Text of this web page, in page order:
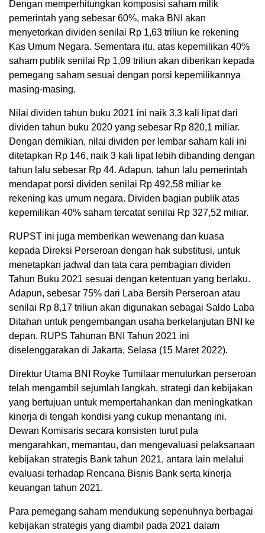
Dengan memperhitungkan komposisi saham milik
pemerintah yang sebesar 60%, maka BNI akan
menyetorkan dividen senilai Rp 1,63 triliun ke rekening
Kas Umum Negara. Sementara itu, atas kepemilikan 40%
saham publik senilai Rp 1,09 triliun akan diberikan kepada
pemegang saham sesuai dengan porsi kepemilikannya
masing-masing.
Nilai dividen tahun buku 2021 ini naik 3,3 kali lipat dari
dividen tahun buku 2020 yang sebesar Rp 820,1 miliar.
Dengan demikian, nilai dividen per lembar saham kali ini
ditetapkan Rp 146, naik 3 kali lipat lebih dibanding dengan
tahun lalu sebesar Rp 44. Adapun, tahun lalu pemerintah
mendapat porsi dividen senilai Rp 492,58 miliar ke
rekening kas umum negara. Dividen bagian publik atas
kepemilikan 40% saham tercatat senilai Rp 327,52 miliar.
RUPST ini juga memberikan wewenang dan kuasa
kepada Direksi Perseroan dengan hak substitusi, untuk
menetapkan jadwal dan tata cara pembagian dividen
Tahun Buku 2021 sesuai dengan ketentuan yang berlaku.
Adapun, sebesar 75% dari Laba Bersih Perseroan atau
senilai Rp 8,17 triliun akan digunakan sebagai Saldo Laba
Ditahan untuk pengembangan usaha berkelanjutan BNI ke
depan. RUPS Tahunan BNI Tahun 2021 ini
diselenggarakan di Jakarta, Selasa (15 Maret 2022).
Direktur Utama BNI Royke Tumilaar menuturkan perseroan
telah mengambil sejumlah langkah, strategi dan kebijakan
yang bertujuan untuk mempertahankan dan meningkatkan
kinerja di tengah kondisi yang cukup menantang ini.
Dewan Komisaris secara konsisten turut pula
mengarahkan, memantau, dan mengevaluasi pelaksanaan
kebijakan strategis Bank tahun 2021, antara lain melalui
evaluasi terhadap Rencana Bisnis Bank serta kinerja
keuangan tahun 2021.
Para pemegang saham mendukung sepenuhnya berbagai
kebijakan strategis yang diambil pada 2021 dalam